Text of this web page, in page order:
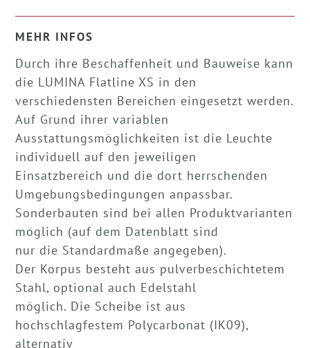
MEHR INFOS
Durch ihre Beschaffenheit und Bauweise kann
die LUMINA Flatline XS in den
verschiedensten Bereichen eingesetzt werden.
Auf Grund ihrer variablen
Ausstattungsmöglichkeiten ist die Leuchte
individuell auf den jeweiligen
Einsatzbereich und die dort herrschenden
Umgebungsbedingungen anpassbar.
Sonderbauten sind bei allen Produktvarianten
möglich (auf dem Datenblatt sind
nur die Standardmaße angegeben).
Der Korpus besteht aus pulverbeschichtetem
Stahl, optional auch Edelstahl
möglich. Die Scheibe ist aus
hochschlagfestem Polycarbonat (IK09),
alternativ